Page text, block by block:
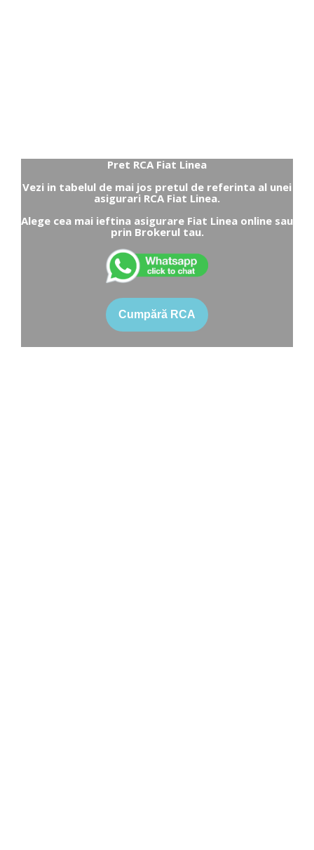
Pret RCA Fiat Linea
Vezi in tabelul de mai jos pretul de referinta al unei
asigurari RCA Fiat Linea.
Alege cea mai ieftina asigurare Fiat Linea online sau
prin Brokerul tau.
Cumpără RCA